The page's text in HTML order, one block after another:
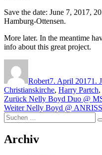
Save the date: June 7, 2017,
Hamburg-Ottensen.
More later. In the meantime
info about this great project.
Robert7. April 20171.
Christianskirche, Harry Partch,
Beitragsnavigation
Zurück Vorheriger
Beitrag:
Nelly Boyd Duo @
Weiter Nächster
Beitrag:
Nelly Boyd @ ANRISS
Suchen
nach:
Archiv